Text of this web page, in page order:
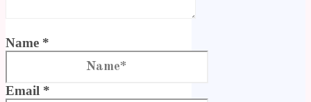
Name *
Email *